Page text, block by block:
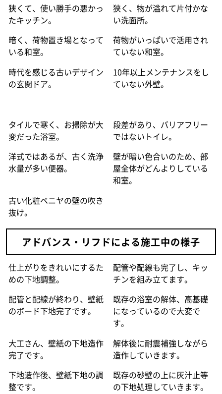
狭くて、使い勝手の悪かっ
たキッチン。
狭く、物が溢れて片付かな
い洗面所。
暗く、荷物置き場となって
いる和室。
荷物がいっぱいで活用され
ていない和室。
時代を感じる古いデザイン
の玄関ドア。
10年以上メンテナンスをし
ていない外壁。
タイルで寒く、お掃除が大
変だった浴室。
段差があり、バリアフリー
ではないトイレ。
洋式ではあるが、古く洗浄
水量が多い便器。
壁が暗い色合いのため、部
屋全体がどんよりしている
和室。
古い化粧ベニヤの壁の吹き
抜け。
アドバンス・リフドによる施工中の様子
仕上がりをきれいにするた
めの下地調整。
配管や配線も完了し、キッ
チンを組み立てます。
配管と配線が終わり、壁紙
のボード下地完了です。
既存の浴室の解体、高基礎
になっているので大変で
す。
大工さん、壁紙の下地造作
完了です。
解体後に耐震補強しながら
造作していきます。
下地造作後、壁紙下地の調
整です。
既存の砂壁の上に灰汁止等
の下地処理していきます。